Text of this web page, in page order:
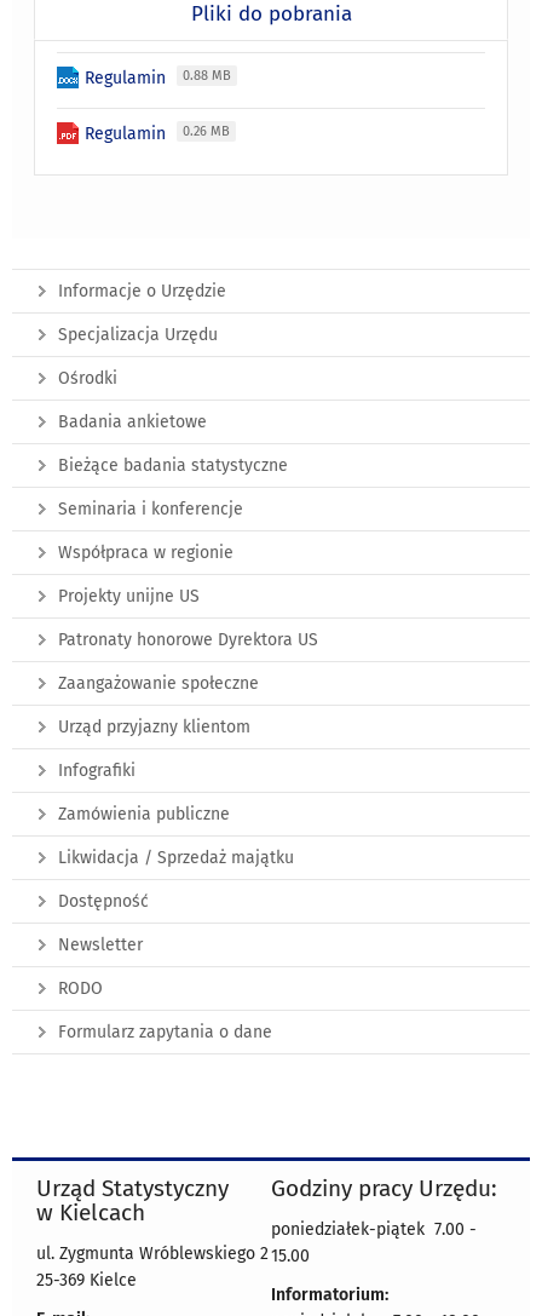
Pliki do pobrania
Regulamin 0.88 MB
Regulamin 0.26 MB
Informacje o Urzędzie
Specjalizacja Urzędu
Ośrodki
Badania ankietowe
Bieżące badania statystyczne
Seminaria i konferencje
Współpraca w regionie
Projekty unijne US
Patronaty honorowe Dyrektora US
Zaangażowanie społeczne
Urząd przyjazny klientom
Infografiki
Zamówienia publiczne
Likwidacja / Sprzedaż majątku
Dostępność
Newsletter
RODO
Formularz zapytania o dane
Urząd Statystyczny
w Kielcach
ul. Zygmunta Wróblewskiego 2
25-369 Kielce
Godziny pracy Urzędu:
poniedziałek-piątek 7.00 -
15.00
Informatorium: